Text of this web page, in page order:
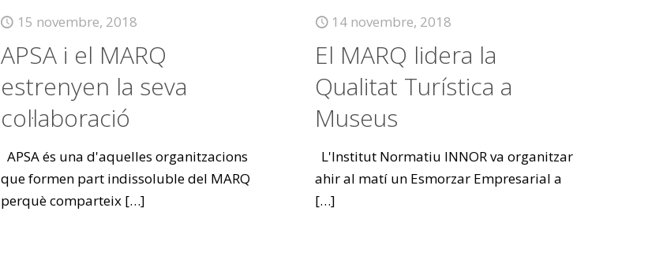
15 novembre, 2018
APSA i el MARQ
estrenyen la seva
col·laboració
APSA és una d'aquelles organitzacions
que formen part indissoluble del MARQ
perquè comparteix[…]
14 novembre, 2018
El MARQ lidera la
Qualitat Turística a
Museus
L'Institut Normatiu INNOR va organitzar
ahir al matí un Esmorzar Empresarial a
[…]